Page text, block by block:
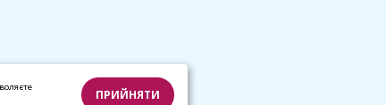
ПРИЙНЯТИ